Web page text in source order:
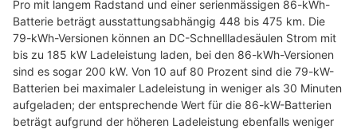
Pro mit langem Radstand und einer serienmässigen 86-kWh-
Batterie beträgt ausstattungsabhängig 448 bis 475 km. Die
79-kWh-Versionen können an DC-Schnellladesäulen Strom mit
bis zu 185 kW Ladeleistung laden, bei den 86-kWh-Versionen
sind es sogar 200 kW. Von 10 auf 80 Prozent sind die 79-kW-
Batterien bei maximaler Ladeleistung in weniger als 30 Minuten
aufgeladen; der entsprechende Wert für die 86-kW-Batterien
beträgt aufgrund der höheren Ladeleistung ebenfalls weniger